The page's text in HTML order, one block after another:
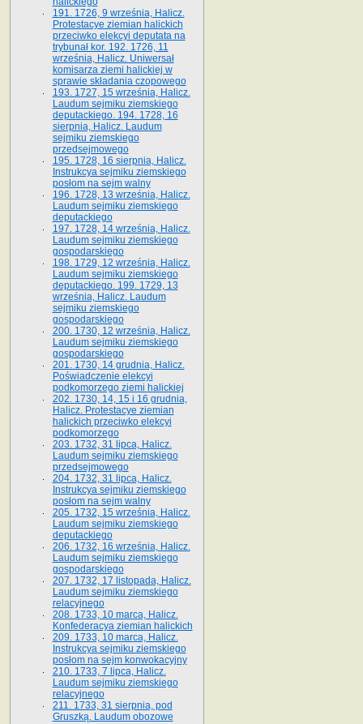
191. 1726, 9 września, Halicz.
Protestacye ziemian halickich
przeciwko elekcyi deputata na
trybunał kor. 192. 1726, 11
września, Halicz. Uniwersał
komisarza ziemi halickiej w
sprawie składania czopowego
193. 1727, 15 września, Halicz.
Laudum sejmiku ziemskiego
deputackiego. 194. 1728, 16
sierpnia, Halicz. Laudum
sejmiku ziemskiego
przedsejmowego
195. 1728, 16 sierpnia, Halicz.
Instrukcya sejmiku ziemskiego
posłom na sejm walny
196. 1728, 13 września, Halicz.
Laudum sejmiku ziemskiego
deputackiego
197. 1728, 14 września, Halicz.
Laudum sejmiku ziemskiego
gospodarskiego
198. 1729, 12 września, Halicz.
Laudum sejmiku ziemskiego
deputackiego. 199. 1729, 13
września, Halicz. Laudum
sejmiku ziemskiego
gospodarskiego
200. 1730, 12 września, Halicz.
Laudum sejmiku ziemskiego
gospodarskiego
201. 1730, 14 grudnia, Halicz.
Poświadczenie elekcyi
podkomorzego ziemi halickiej
202. 1730, 14, 15 i 16 grudnia,
Halicz. Protestacye ziemian
halickich przeciwko elekcyi
podkomorzego
203. 1732, 31 lipca, Halicz.
Laudum sejmiku ziemskiego
przedsejmowego
204. 1732, 31 lipca, Halicz.
Instrukcya sejmiku ziemskiego
posłom na sejm walny
205. 1732, 15 września, Halicz.
Laudum sejmiku ziemskiego
deputackiego
206. 1732, 16 września, Halicz.
Laudum sejmiku ziemskiego
gospodarskiego
207. 1732, 17 listopada, Halicz.
Laudum sejmiku ziemskiego
relacyjnego
208. 1733, 10 marca, Halicz.
Konfederacya ziemian halickich­
209. 1733, 10 marca, Halicz.
Instrukcya sejmiku ziemskiego
posłom na sejm konwokacyjny
210. 1733, 7 lipca, Halicz.
Laudum sejmiku ziemskiego
relacyjnego
211. 1733, 31 sierpnia, pod
Gruszką. Laudum obozowe